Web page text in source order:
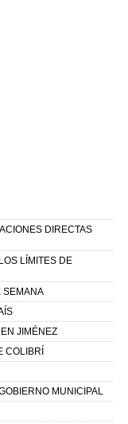
DIRECTAS
LÍMITES DE
SEMANA
JIMÉNEZ
COLIBRÍ
MUNICIPAL